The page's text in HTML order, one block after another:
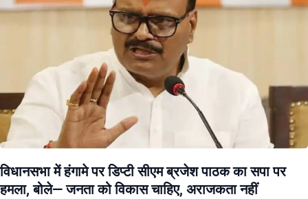
विधानसभा में हंगामे पर डिप्टी सीएम ब्रजेश पाठक का सपा पर
हमला, बोले— जनता को विकास चाहिए, अराजकता नहीं